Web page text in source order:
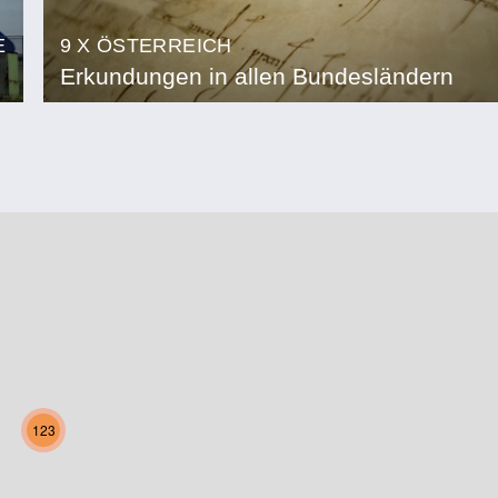
9 X ÖSTERREICH
Erkundungen in allen Bundesländern
123